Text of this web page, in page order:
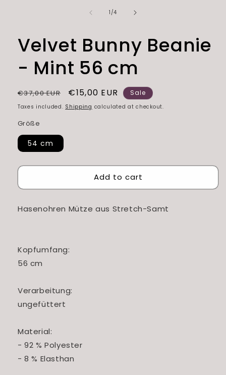
1 /of
4
Velvet Bunny Beanie
- Mint 56 cm
Regular
price
€37,00 EUR
Sale
price
€15,00 EUR Sale
Taxes included. Shipping calculated at checkout.
Größe
54 cm
Add to cart
Hasenohren Mütze aus Stretch-Samt
Kopfumfang:
56 cm
Verarbeitung:
ungefüttert
Material:
- 92 % Polyester
- 8 % Elasthan